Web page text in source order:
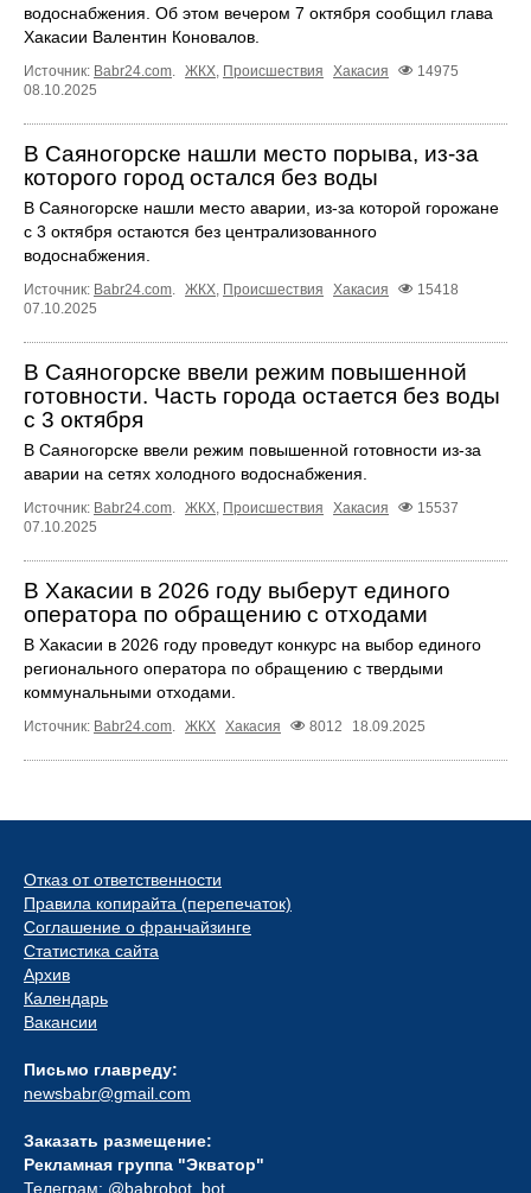
водоснабжения. Об этом вечером 7 октября сообщил глава
Хакасии Валентин Коновалов.
Источник: Babr24.com ЖКХ Происшествия Хакасия
14975
08.10.2025
В Саяногорске нашли место порыва, из-за
которого город остался без воды
В Саяногорске нашли место аварии, из-за которой горожане
с 3 октября остаются без централизованного
водоснабжения.
Источник: Babr24.com. ЖКХ, Происшествия Хакасия
15418
07.10.2025
В Саяногорске ввели режим повышенной
готовности. Часть города остается без воды
с 3 октября
В Саяногорске ввели режим повышенной готовности из-за
аварии на сетях холодного водоснабжения.
Источник: Babr24.com. ЖКХ, Происшествия Хакасия
15537
07.10.2025
В Хакасии в 2026 году выберут единого
оператора по обращению с отходами
В Хакасии в 2026 году проведут конкурс на выбор единого
регионального оператора по обращению с твердыми
коммунальными отходами.
Источник: Babr24.com. ЖКХ Хакасия 8012 18.09.2025
Отказ от ответственности
Правила копирайта (перепечаток)
Соглашение о франчайзинге
Статистика сайта
Архив
Календарь
Вакансии
Письмо главреду:
newsbabr@gmail.com
Заказать размещение:
Рекламная группа "Экватор"
Телеграм: @babrobot_bot